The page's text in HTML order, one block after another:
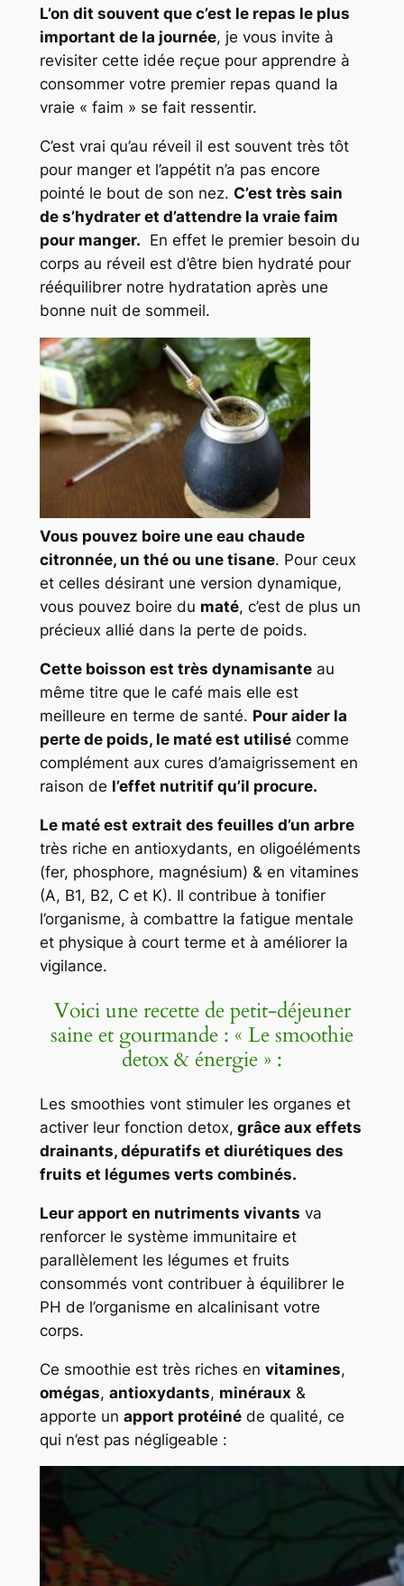
L’on dit souvent que c’est le repas le plus
important de la journée, je vous invite à
revisiter cette idée reçue pour apprendre à
consommer votre premier repas quand la
vraie « faim » se fait ressentir.
C’est vrai qu’au réveil il est souvent très tôt
pour manger et l’appétit n’a pas encore
pointé le bout de son nez. C’est très sain
de s’hydrater et d’attendre la vraie faim
pour manger. En effet le premier besoin du
corps au réveil est d’être bien hydraté pour
rééquilibrer notre hydratation après une
bonne nuit de sommeil.
Vous pouvez boire une eau chaude
citronnée, un thé ou une tisane. Pour ceux
et celles désirant une version dynamique,
vous pouvez boire du maté, c’est de plus un
précieux allié dans la perte de poids.
Cette boisson est très dynamisanteau
même titre que le café mais elle est
meilleure en terme de santé. Pour aider la
perte de poids, le maté est utilisécomme
complément aux cures d’amaigrissement en
raison de l’effet nutritif qu’il procure.
Le maté est extrait des feuilles d’un arbre
très riche en antioxydants, en oligoéléments
(fer, phosphore, magnésium) & en vitamines
(A, B1, B2, C et K). Il contribue à tonifier
l’organisme, à combattre la fatigue mentale
et physique à court terme et à améliorer la
vigilance.
Voici une recette de petit-déjeuner
saine et gourmande : « Le smoothie
detox & énergie » :
Les smoothies vont stimuler les organes et
activer leur fonction detox, grâce aux effets
drainants, dépuratifs et diurétiques des
fruits et légumes verts combinés.
Leur apport en nutriments vivants va
renforcer le système immunitaire et
parallèlement les légumes et fruits
consommés vont contribuer à équilibrer le
PH de l’organisme en alcalinisant votre
corps.
Ce smoothie est très riches en vitamines,
omégas, antioxydants, minéraux &
apporte un apport protéinéde qualité, ce
qui n’est pas négligeable :